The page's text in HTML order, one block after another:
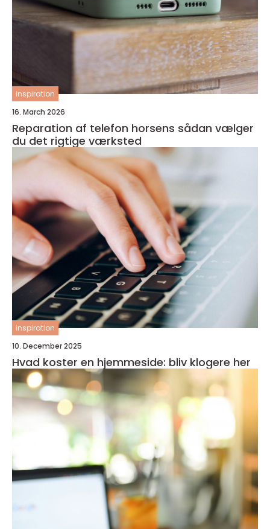
inspiration
16. March 2026
Reparation af telefon horsens sådan vælger
du det rigtige værksted
inspiration
10. December 2025
Hvad koster en hjemmeside: bliv klogere her